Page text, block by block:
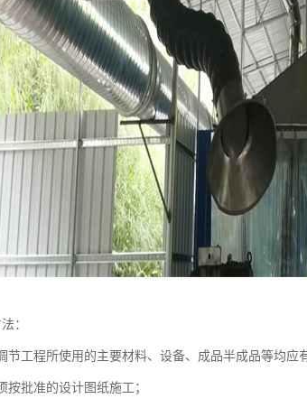
：
节工程所使用的主要材料、设备、成品半成品等均应
按批准的设计图纸施工；